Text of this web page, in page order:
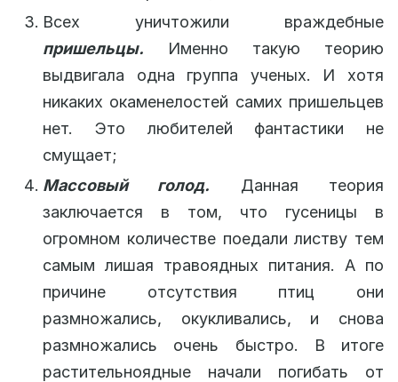
Всех уничтожили враждебные
пришельцы. Именно такую теорию
выдвигала одна группа ученых. И хотя
никаких окаменелостей самих пришельцев
нет. Это любителей фантастики не
смущает;
Массовый голод. Данная теория
заключается в том, что гусеницы в
огромном количестве поедали листву тем
самым лишая травоядных питания. А по
причине отсутствия птиц они
размножались, окукливались, и снова
размножались очень быстро. В итоге
растительноядные начали погибать от